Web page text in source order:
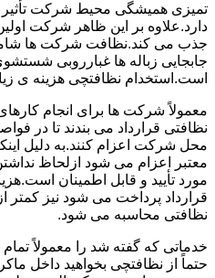
تمیزی همیشگی محیط شرکت تأثیر
دارد.علاوه بر این ظاهر شرکت
جذب می کند.نظافت شرکت ها
جابجایی زباله ها غبارروبی
است.استخدام نظافتچی هزینه ی
معمولاً شرکت ها برای انجام
نظافتی قرارداد می بندند تا در
محل شرکت اعزام کنند.به دلیل
معتبر اعزام می شود ازلحاظ
مورد تأیید و قابل اطمینان
قرارداد پرداخت می شود نیز
نظافتی محاسبه می شود.
خدماتی که گفته شد را معمولاً تمام
حتماً از نظافتچی بخواهید داخل